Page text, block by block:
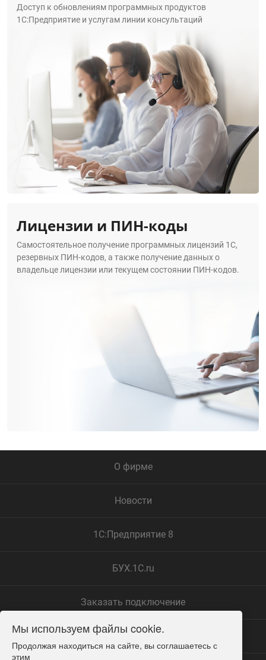
Мы используем файлы cookie.
Продолжая находиться на сайте, вы соглашаетесь с
этим
Доступ к обновлениям программных продуктов
1С:Предприятие и услугам линии консультаций
Лицензии и ПИН-коды
Самостоятельное получение программных лицензий 1С,
резервных ПИН-кодов, а также получение данных о
владельце лицензии или текущем состоянии ПИН-кодов.
О фирме
Новости
1С:Предприятие 8
БУХ.1С.ru
Заказать подключение
Замечания по сайту